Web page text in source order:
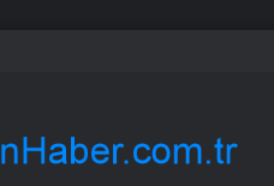
deste para buldu